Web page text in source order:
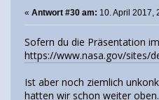
« Antwort #30 am: 10. April 2017,
Sofern du die Präsentation
https://www.nasa.gov/sites/
Ist aber noch ziemlich
hatten wir schon weiter oben.